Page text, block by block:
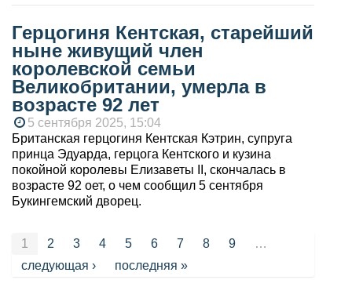
Герцогиня Кентская, старейший
ныне живущий член
королевской семьи
Великобритании, умерла в
возрасте 92 лет
5 сентября 2025, 15:04
Британская герцогиня Кентская Кэтрин, супруга
принца Эдуарда, герцога Кентского и кузина
покойной королевы Елизаветы II, скончалась в
возрасте 92 оет, о чем сообщил 5 сентября
Букингемский дворец.
Страницы
1 2 3 4 5 6 7 8 9
…
следующая ›
последняя »